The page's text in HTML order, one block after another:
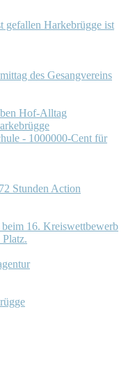
gefallen Harkebrügge ist
des Gesangvereins
Hof-Alltag
- 1000000-Cent für
Stunden Action
16. Kreiswettbewerb